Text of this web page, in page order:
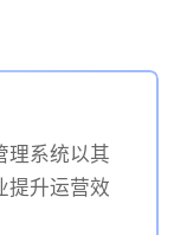
理系统以其
提升运营效